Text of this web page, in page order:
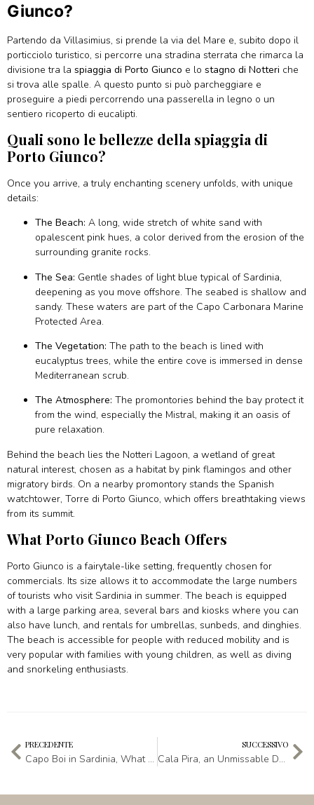
Giunco?
Partendo da Villasimius, si prende la via del Mare e, subito dopo il
porticciolo turistico, si percorre una stradina sterrata che rimarca la
divisione tra la spiaggia di Porto Giunco e lo stagno di Notteri che
si trova alle spalle. A questo punto si può parcheggiare e
proseguire a piedi percorrendo una passerella in legno o un
sentiero ricoperto di eucalipti.
Quali sono le bellezze della spiaggia di
Porto Giunco?
Once you arrive, a truly enchanting scenery unfolds, with unique
details:
The Beach: A long, wide stretch of white sand with
opalescent pink hues, a color derived from the erosion of the
surrounding granite rocks.
The Sea: Gentle shades of light blue typical of Sardinia,
deepening as you move offshore. The seabed is shallow and
sandy. These waters are part of the Capo Carbonara Marine
Protected Area.
The Vegetation: The path to the beach is lined with
eucalyptus trees, while the entire cove is immersed in dense
Mediterranean scrub.
The Atmosphere: The promontories behind the bay protect it
from the wind, especially the Mistral, making it an oasis of
pure relaxation.
Behind the beach lies the Notteri Lagoon, a wetland of great
natural interest, chosen as a habitat by pink flamingos and other
migratory birds. On a nearby promontory stands the Spanish
watchtower, Torre di Porto Giunco, which offers breathtaking views
from its summit.
What Porto Giunco Beach Offers
Porto Giunco is a fairytale-like setting, frequently chosen for
commercials. Its size allows it to accommodate the large numbers
of tourists who visit Sardinia in summer. The beach is equipped
with a large parking area, several bars and kiosks where you can
also have lunch, and rentals for umbrellas, sunbeds, and dinghies.
The beach is accessible for people with reduced mobility and is
very popular with families with young children, as well as diving
and snorkeling enthusiasts.
PRECEDENTE
Capo Boi in Sardinia, What a Wonder!
SUCCESSIVO
Cala Pira, an Unmissable Destination in Sardinia